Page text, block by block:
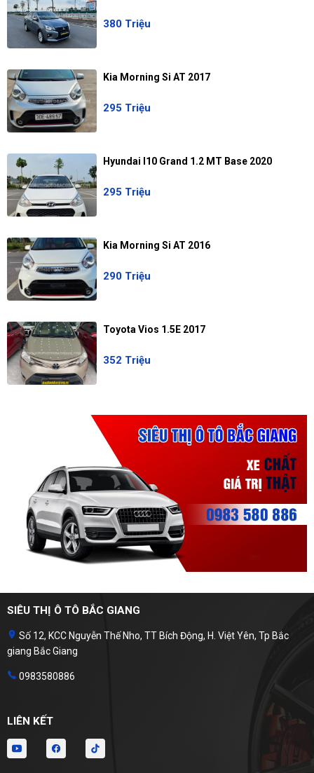
380 Triệu
Kia Morning Si AT 2017
295 Triệu
Hyundai I10 Grand 1.2 MT Base 2020
295 Triệu
Kia Morning Si AT 2016
290 Triệu
Toyota Vios 1.5E 2017
352 Triệu
SIÊU THỊ Ô TÔ BẮC GIANG
Số 12, KCC Nguyễn Thế Nho, TT Bích Động, H. Việt Yên, Tp Bắc
giang Bắc Giang
0983580886
LIÊN KẾT